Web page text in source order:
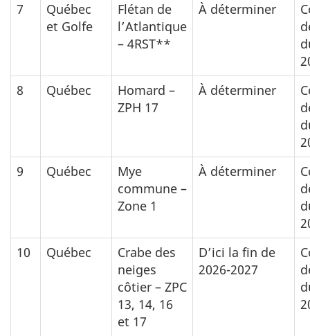
7
Québec
et Golfe
Flétan de
l’Atlantique
– 4RST**
À déterminer
8
Québec
Homard –
ZPH 17
À déterminer
9
Québec
Mye
commune –
Zone 1
À déterminer
10
Québec
Crabe des
neiges
côtier – ZPC
13, 14, 16
et 17
D’ici la fin de
2026-2027